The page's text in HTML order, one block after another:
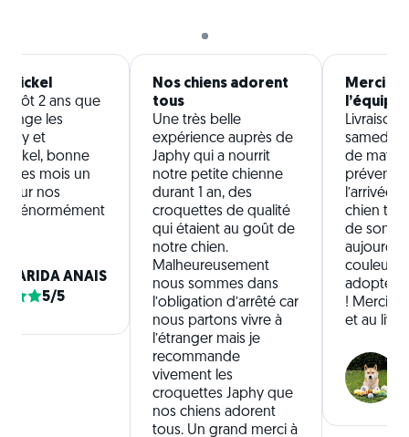
nickel
2 ans que
les
et
bonne
les mois un
nos
énormément
ANAIS
5/5
Nos chiens adorent
tous
Une très belle
expérience auprès de
Japhy qui a nourrit
notre petite chienne
durant 1 an, des
croquettes de qualité
qui étaient au goût de
notre chien.
Malheureusement
nous sommes dans
l’obligation d’arrêté car
nous partons vivre à
l’étranger mais je
recommande
vivement les
croquettes Japhy que
nos chiens adorent
tous. Un grand merci à
Merci à
l’équipe !
Livraison
samedi
de
prévenus
l’arrivée
chien
de son
couleur
adoptée
! Merci à
et au